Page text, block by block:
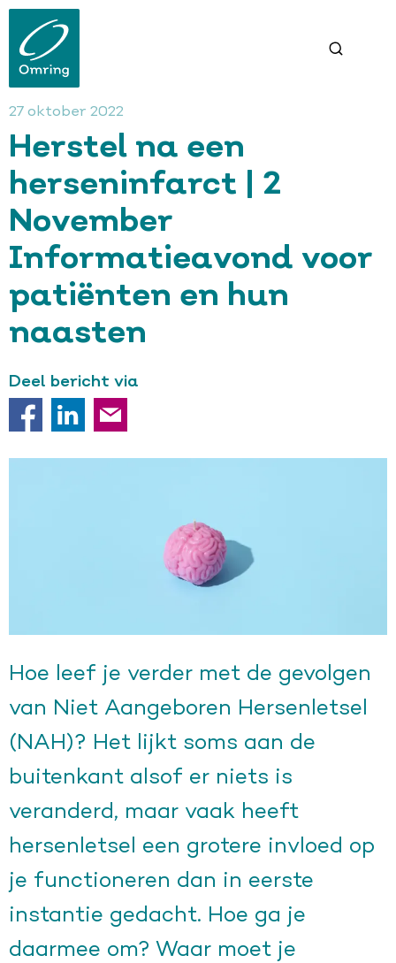
naar
27 oktober 2022
Herstel na een
herseninfarct | 2
November
Informatieavond voor
patiënten en hun
naasten
Deel bericht via
Hoe leef je verder met de gevolgen
van Niet Aangeboren Hersenletsel
(NAH)? Het lijkt soms aan de
buitenkant alsof er niets is
veranderd, maar vaak heeft
hersenletsel een grotere invloed op
je functioneren dan in eerste
instantie gedacht. Hoe ga je
daarmee om? Waar moet je